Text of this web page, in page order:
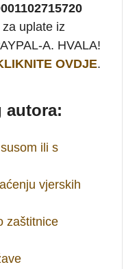
za uplate iz
A. HVALA!
OVDJE.
autora:
ili s
vjerskih
zaštitnice